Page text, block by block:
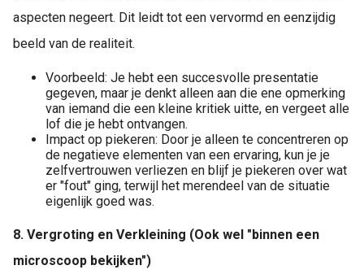
aspecten negeert. Dit leidt tot een vervormd en eenzijdig
beeld van de realiteit.
Voorbeeld: Je hebt een succesvolle presentatie
gegeven, maar je denkt alleen aan die ene opmerking
van iemand die een kleine kritiek uitte, en vergeet alle
lof die je hebt ontvangen.
Impact op piekeren: Door je alleen te concentreren op
de negatieve elementen van een ervaring, kun je je
zelfvertrouwen verliezen en blijf je piekeren over wat
er "fout" ging, terwijl het merendeel van de situatie
eigenlijk goed was.
8. Vergroting en Verkleining (Ook wel "binnen een
microscoop bekijken")